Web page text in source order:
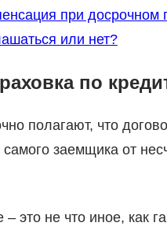
при досрочном
или нет?
по
полагают, что
самого заемщика от
это не что иное, как